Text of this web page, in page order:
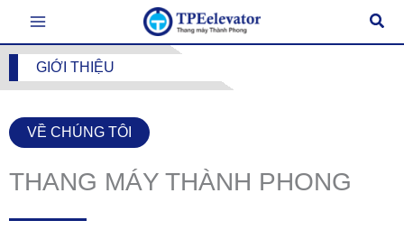
nội
Tìm
GIỚI THIỆU
VỀ CHÚNG TÔI
THANG MÁY THÀNH PHONG